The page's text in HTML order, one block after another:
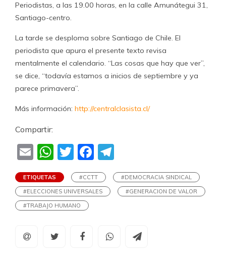
Periodistas, a las 19.00 horas, en la calle Amunátegui 31,
Santiago-centro.
La tarde se desploma sobre Santiago de Chile. El
periodista que apura el presente texto revisa
mentalmente el calendario. “Las cosas que hay que ver”,
se dice, “todavía estamos a inicios de septiembre y ya
parece primavera”.
Más información: http://centralclasista.cl/
Compartir:
EmailWhatsApp
TwitterFacebook
ETIQUETAS #CCTT
#DEMOCRACIA SINDICAL
#ELECCIONES UNIVERSALES
#GENERACION DE VALOR
#TRABAJO HUMANO